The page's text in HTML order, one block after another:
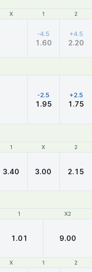
Χ 1 2
Χ 1 2
-4.5
1.60
+4.5
2.20
-2.5
1.95
+2.5
1.75
1 X 2
1 X 2
3.40 3.00 2.15
1 X2
1 X2
1.01 9.00
Χ 1 2
Χ 1 2